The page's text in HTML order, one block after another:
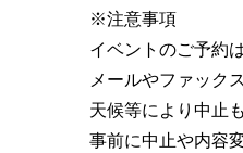
※注意事項
イベントのご予約
メールやファック
天候等により中止
事前に中止や内容